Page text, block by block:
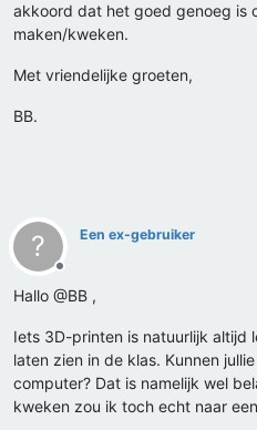
akkoord dat het goed genoeg is
maken/kweken.
Met vriendelijke groeten,
BB.
?
Offline
Een ex-gebruiker
Hallo @BB ,
Iets 3D-printen is natuurlijk altijd
laten zien in de klas. Kunnen
computer? Dat is namelijk wel
kweken zou ik toch echt naar